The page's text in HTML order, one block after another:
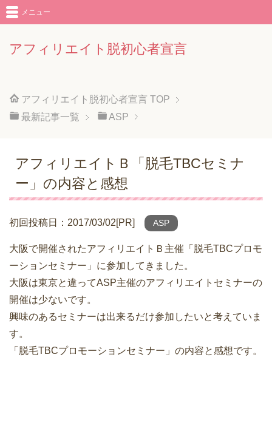
アフィリエイト脱初心者宣言
メニュー
アフィリエイト脱初心者宣言 TOP
最新記事一覧
ASP
アフィリエイトＢ「脱毛TBCセミナ
ー」の内容と感想
初回投稿日：2017/03/02[PR] ASP
大阪で開催されたアフィリエイトＢ主催「脱毛TBCプロモ
ーションセミナー」に参加してきました。
大阪は東京と違ってASP主催のアフィリエイトセミナーの
開催は少ないです。
興味のあるセミナーは出来るだけ参加したいと考えていま
す。
「脱毛TBCプロモーションセミナー」の内容と感想です。